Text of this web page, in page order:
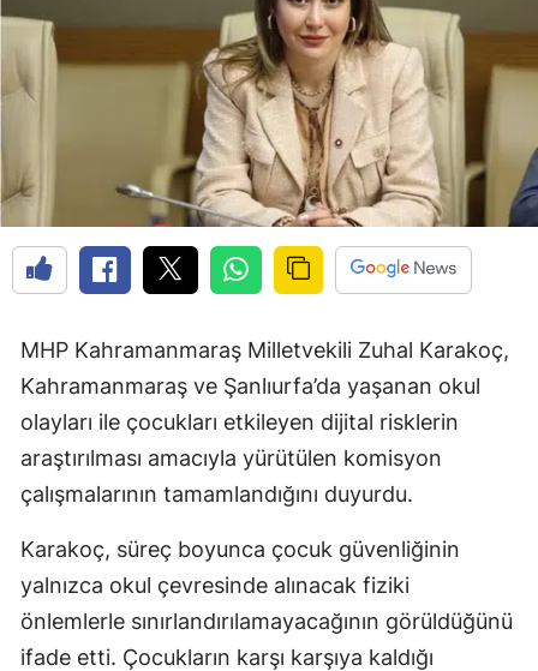
MHP Kahramanmaraş Milletvekili Zuhal Karakoç,
Kahramanmaraş ve Şanlıurfa’da yaşanan okul
olayları ile çocukları etkileyen dijital risklerin
araştırılması amacıyla yürütülen komisyon
çalışmalarının tamamlandığını duyurdu.
Karakoç, süreç boyunca çocuk güvenliğinin
yalnızca okul çevresinde alınacak fiziki
önlemlerle sınırlandırılamayacağının görüldüğünü
ifade etti. Çocukların karşı karşıya kaldığı